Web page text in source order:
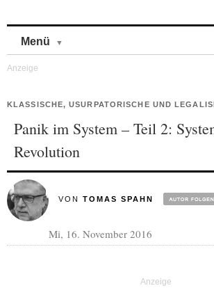
Menü
KLASSISCHE, USURPATORISCHE UND
Panik im System – Teil 2:
Revolution
VON TOMAS SPAHN
Mi, 16. November 2016